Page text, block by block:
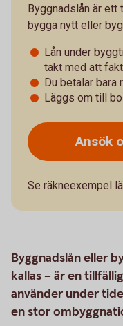
Byggnadslån är
bygga nytt eller
Lån under
takt med att
Du betalar bara
Läggs om till
Ansök
Se räkneexempel
Byggnadslån eller
kallas – är en
använder under
en stor